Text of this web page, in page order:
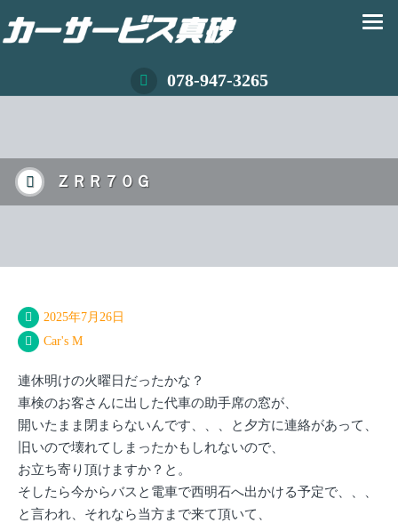
078-947-3265
ＺＲＲ７０Ｇ
2025年7月26日
Car's M
連休明けの火曜日だったかな？
車検のお客さんに出した代車の助手席の窓が、
開いたまま閉まらないんです、、、と夕方に連絡があって、
旧いので壊れてしまったかもしれないので、
お立ち寄り頂けますか？と。
そしたら今からバスと電車で西明石へ出かける予定で、、、
と言われ、それなら当方まで来て頂いて、